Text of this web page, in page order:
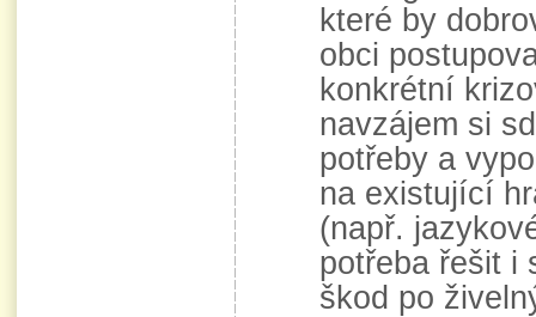
které by
obci
konkrétní
navzájem si
potřeby a
na existující
(např.
potřeba řešit i
škod po